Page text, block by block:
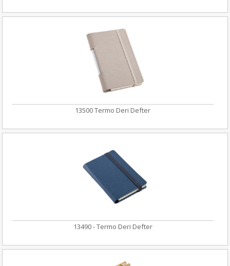
13500 Termo Deri Defter
13490 - Termo Deri Defter